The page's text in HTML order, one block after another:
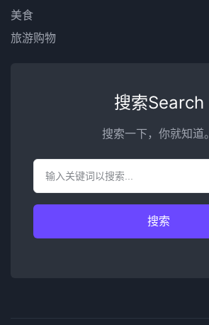
美食
旅游购物
搜索Search
搜索一下，你就知道。
搜索